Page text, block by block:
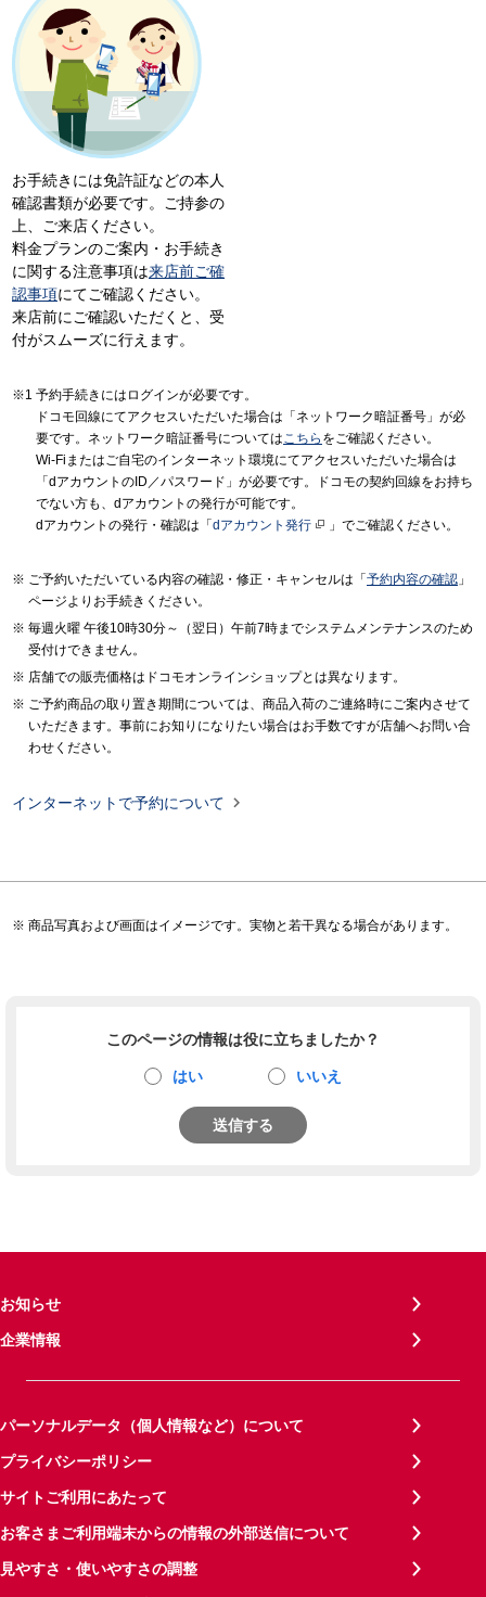
お手続きには免許証などの本人
確認書類が必要です。ご持参の
上、ご来店ください。
料金プランのご案内・お手続き
に関する注意事項は来店前ご確
認事項にてご確認ください。
来店前にご確認いただくと、受
付がスムーズに行えます。
予約手続きにはログインが必要です。
ドコモ回線にてアクセスいただいた場合は「ネットワーク暗証番号」が必
要です。ネットワーク暗証番号については こちら をご確認ください。
Wi-Fiまたはご自宅のインターネット環境にてアクセスいただいた場合は
「dアカウントのID／パスワード」が必要です。ドコモの契約回線をお持ち
でない方も、dアカウントの発行が可能です。
dアカウントの発行・確認は「dアカウント発行 」でご確認ください。
ご予約いただいている内容の確認・修正・キャンセルは「予約内容の確認 」
ページよりお手続きください。
毎週火曜 午後10時30分～（翌日）午前7時までシステムメンテナンスのため
受付けできません。
店舗での販売価格はドコモオンラインショップとは異なります。
ご予約商品の取り置き期間については、商品入荷のご連絡時にご案内させて
いただきます。事前にお知りになりたい場合はお手数ですが店舗へお問い合
わせください。
インターネットで予約について 
商品写真および画面はイメージです。実物と若干異なる場合があります。
このページの情報は役に立ちましたか？
はい いいえ
送信する
お知らせ
企業情報
パーソナルデータ（個人情報など）について
プライバシーポリシー
サイトご利用にあたって
お客さまご利用端末からの情報の外部送信について
見やすさ・使いやすさの調整